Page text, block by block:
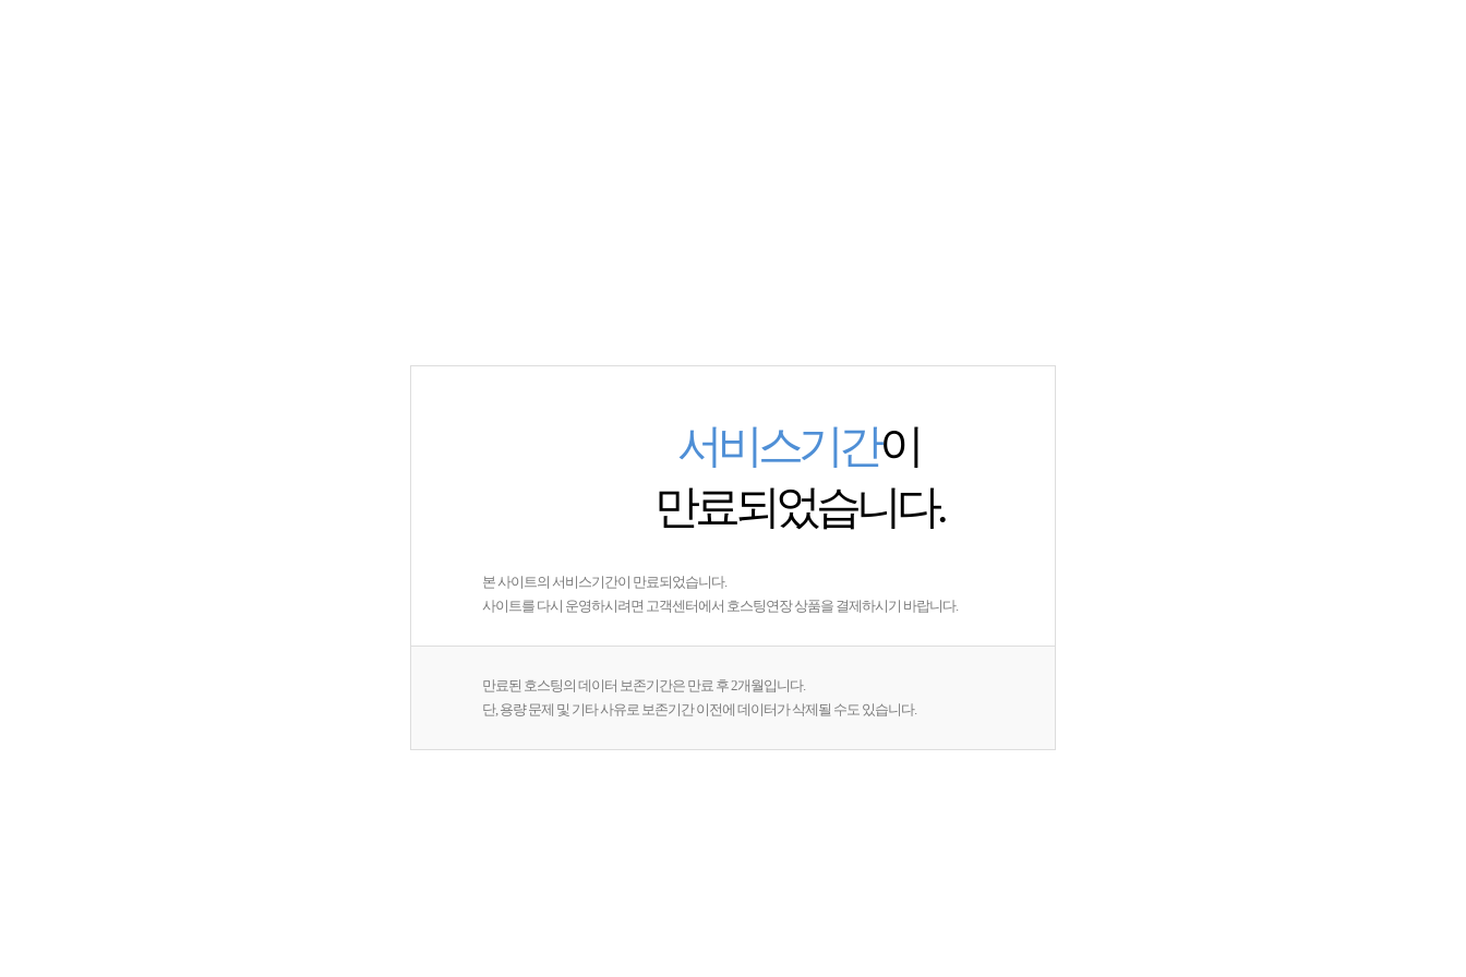
서비스기간이
만료되었습니다.
본 사이트의 서비스기간이 만료되었습니다.
사이트를 다시 운영하시려면 고객센터에서 호스팅연장 상품을 결제하시기 바랍니다.
만료된 호스팅의 데이터 보존기간은 만료 후 2개월입니다.
단, 용량 문제 및 기타 사유로 보존기간 이전에 데이터가 삭제될 수도 있습니다.